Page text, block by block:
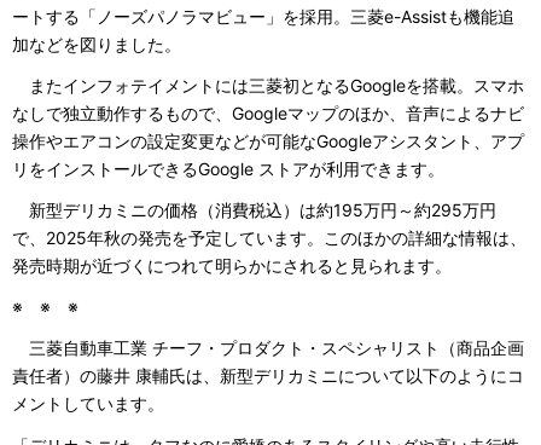
ートする「ノーズパノラマビュー」を採用。三菱e-Assistも機能追
加などを図りました。
またインフォテイメントには三菱初となるGoogleを搭載。スマホ
なしで独立動作するもので、Googleマップのほか、音声によるナビ
操作やエアコンの設定変更などが可能なGoogleアシスタント、アプ
リをインストールできるGoogle ストアが利用できます。
新型デリカミニの価格（消費税込）は約195万円～約295万円
で、2025年秋の発売を予定しています。このほかの詳細な情報は、
発売時期が近づくにつれて明らかにされると見られます。
※ ※ ※
三菱自動車工業 チーフ・プロダクト・スペシャリスト（商品企画
責任者）の藤井 康輔氏は、新型デリカミニについて以下のようにコ
メントしています。